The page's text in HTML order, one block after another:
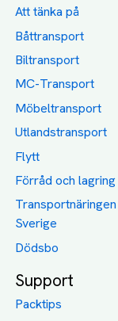
Att tänka på
Båttransport
Biltransport
MC-Transport
Möbeltransport
Utlandstransport
Flytt
Förråd och lagring
Transportnäringen
Sverige
Dödsbo
Support
Packtips